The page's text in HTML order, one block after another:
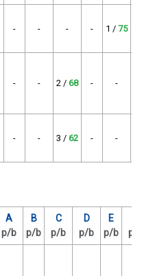
- - - - 1 / 75
- - 2 / 68 - -
- - 3 / 62 - -
A
p/b
B
p/b
C
p/b
D
p/b
E
p/b
p/